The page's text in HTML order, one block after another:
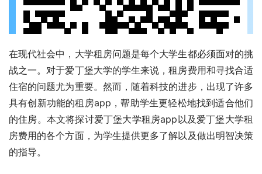
在现代社会中，大学租房问题是每个大学生都必须面对的挑
战之一。对于爱丁堡大学的学生来说，租房费用和寻找合适
住宿的问题尤为重要。然而，随着科技的进步，出现了许多
具有创新功能的租房app，帮助学生更轻松地找到适合他们
的住房。本文将探讨爱丁堡大学租房app以及爱丁堡大学租
房费用的各个方面，为学生提供更多了解以及做出明智决策
的指导。